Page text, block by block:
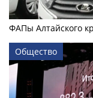
ФАПы Алтайского
Общество